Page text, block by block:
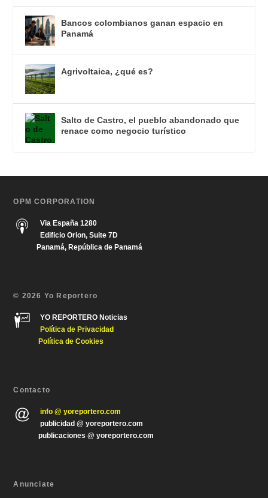
Bancos colombianos ganan espacio en
Panamá
Agrivoltaica, ¿qué es?
Salto de Castro, el pueblo abandonado que
renace como negocio turístico
OPM CORPORATION
Via España 1280
Edificio Orion, Suite 7D
Panamá, República de Panamá
© 2026 Yo Reportero
YO REPORTERO Noticias
Política de Privacidad
Política de Cookies
Contacto
info @ yoreportero.com
publicidad @ yoreportero.com
publicaciones @ yoreportero.com
Anunciate